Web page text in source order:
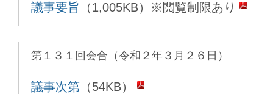
議事要旨 （1,005KB）※閲覧制限あり
第１３１回会合（令和２年３月２６日）
議事次第 （54KB）